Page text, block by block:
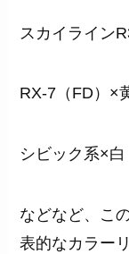
スカイライン
RX-7（FD）×
シビック系×白
などなど、こ
表的なカラー